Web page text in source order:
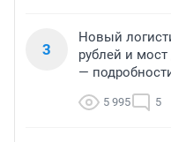
3
Новый
рублей и мост
—
5 995 5